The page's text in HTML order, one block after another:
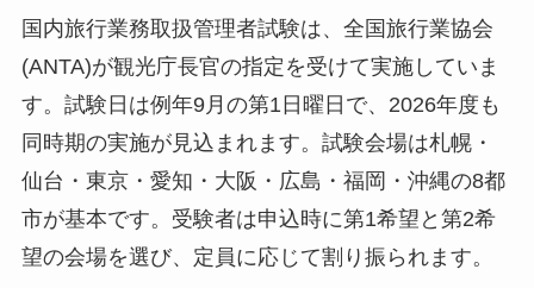
国内旅行業務取扱管理者試験は、全国旅行業協会
(ANTA)が観光庁長官の指定を受けて実施していま
す。試験日は例年9月の第1日曜日で、2026年度も
同時期の実施が見込まれます。試験会場は札幌・
仙台・東京・愛知・大阪・広島・福岡・沖縄の8都
市が基本です。受験者は申込時に第1希望と第2希
望の会場を選び、定員に応じて割り振られます。